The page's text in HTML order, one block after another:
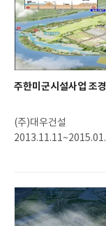
주한미군시설사업 조
(주)대우건설